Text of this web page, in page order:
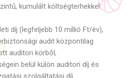
kumulált költségterhekkel
díj (legfeljebb 10 millió Ft/év),
audit központilag
auditori körből,
belül külön auditori díj és
szolgáltatási díj.